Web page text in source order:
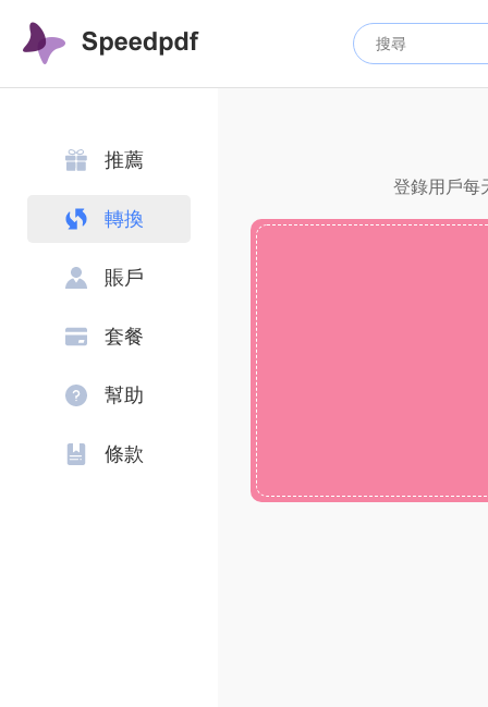
推薦
轉換
賬戶
套餐
幫助
條款
登錄用戶每